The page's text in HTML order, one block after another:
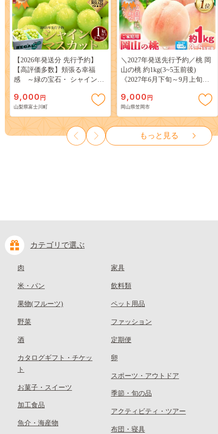
【2026年発送分 先行予約】
【高評価多数】頬張る幸福
感 ～緑の宝石・ シャインマ
３房） フルーツ 山梨県産 果
物 くだもの シャイン マスカ
ット ぶどう ブドウ 葡萄 大粒
種なし 先行予約 富士川町
10000円 一万円 9000円 九千円
9,000 円
山梨県富士川町
＼2027年発送先行予約／桃 岡
山の桃 約1kg(3~5玉前後)
《2027年6月下旬～9月上旬頃
岡山 はくとう スイーツ フル
ーツ 果物 デザート 旬 モモ も
も 先行予約 送料無料 果物 岡
山県 笠岡市 清水白桃 白鳳 白
麗 クール便---
kasaoka_zsy_419_100---
9,000 円
岡山県笠岡市
もっと見る
カテゴリで選ぶ
肉
米・パン
果物(フルーツ)
野菜
酒
カタログギフト・チケッ
ト
お菓子・スイーツ
加工食品
魚介・海産物
家具
飲料類
ペット用品
ファッション
定期便
卵
スポーツ・アウトドア
季節・旬の品
アクティビティ・ツアー
布団・寝具